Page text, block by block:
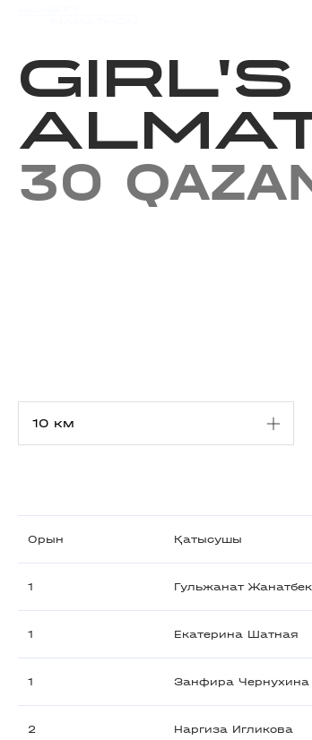
30
Орын Қатысушы
1 Гульжанат Жанатбек
1 Екатерина Шатная
1 Занфира Чернухина
2 Наргиза Игликова